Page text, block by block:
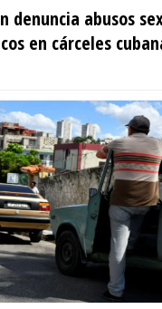
denuncia abusos
en cárceles